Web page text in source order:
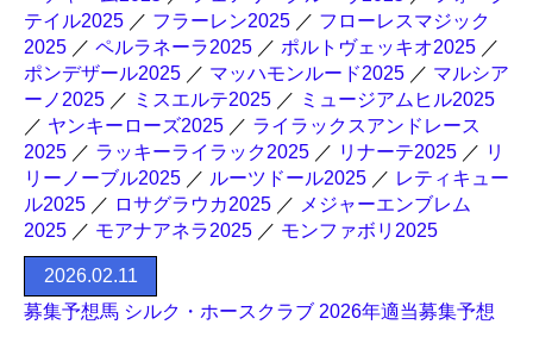
テイル2025 ／ フラーレン2025 ／ フローレスマジック
2025 ／ ペルラネーラ2025 ／ ポルトヴェッキオ2025 ／
ポンデザール2025 ／ マッハモンルード2025 ／ マルシア
ーノ2025 ／ ミスエルテ2025 ／ ミュージアムヒル2025
／ ヤンキーローズ2025 ／ ライラックスアンドレース
2025 ／ ラッキーライラック2025 ／ リナーテ2025 ／ リ
リーノーブル2025 ／ ルーツドール2025 ／ レティキュー
ル2025 ／ ロサグラウカ2025 ／ メジャーエンブレム
2025 ／ モアナアネラ2025 ／ モンファボリ2025
2026.02.11
募集予想馬 シルク・ホースクラブ 2026年適当募集予想